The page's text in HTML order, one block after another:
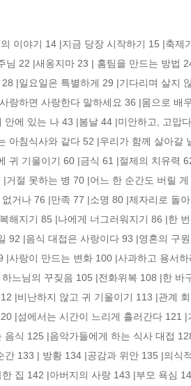
이야기 14 |지금 당장 시작하기 15 |축
님 22 |새옹지마 23 | 홈팀을 만드는 방법
|일요일은 특별하게 29 |기다리며 살지
랑하면 사랑한다 말하세요 36 |몸으로
안에 있는 나 43 |봄날 44 |미안하고, 고맙
아침식사와 같다 52 |우리가 함께 살아
귀 기울이기 60 |금식 61 |절제의 치유력
거절 못하는 병 70 |어느 한 순간도 버릴
거나 76 |만족 77 |소명 80 |제자리로 돌
해지기 85 |나에게 너그러워지기 86 |한
92 |음식 대접은 사랑이다 93 |영혼의 구
|사랑이 만드는 변화 100 |사과하고 용서
느님의 꾸짖음 105 |전화위복 108 |한
|비난하지 않고 귀 기울이기 113 |관계
|섬에서는 시간이 느리게 흘러간다 121
음식 125 |음악가들에게 하는 식사 대접
간 133 | 방황 134 |공감과 위안 135 |의
집 142 |아버지의 사랑 143 |부모 욕심